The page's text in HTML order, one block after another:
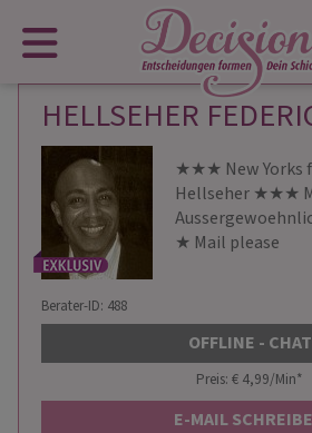
HELLSEHER
★★★ New Yorks
Hellseher ★★★
★ Mail please
Berater-ID: 488
OFFLINE - CHAT
Preis: € 4,99/Min*
E-MAIL